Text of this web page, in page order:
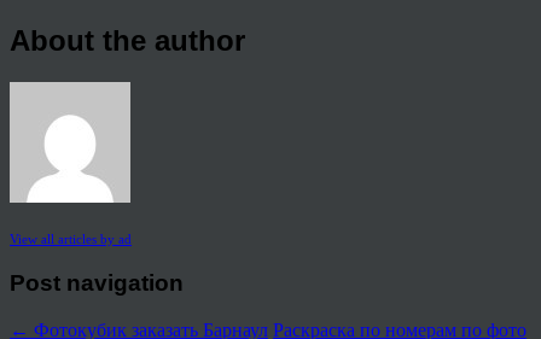
About the author
View all articles by ad
Post navigation
← Фотокубик заказать Барнаул Раскраска по номерам по фото